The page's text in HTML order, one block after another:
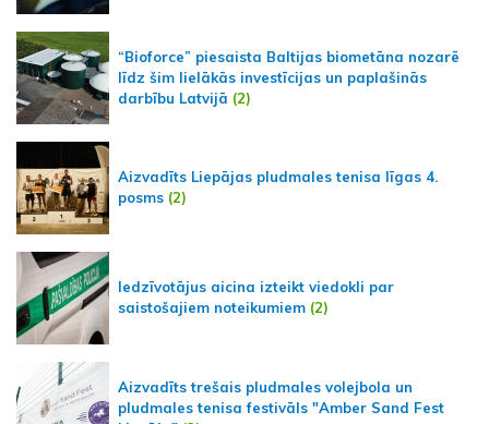
“Bioforce” piesaista Baltijas biometāna nozarē
līdz šim lielākās investīcijas un paplašinās
darbību Latvijā (2)
Aizvadīts Liepājas pludmales tenisa līgas 4.
posms (2)
Iedzīvotājus aicina izteikt viedokli par
saistošajiem noteikumiem (2)
Aizvadīts trešais pludmales volejbola un
pludmales tenisa festivāls "Amber Sand Fest